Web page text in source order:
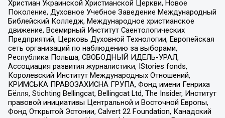
Христиан Украинской Христианской Церкви, Новое
Поколение, Духовное Учебное Заведение Международный
Библейский Колледж, Международное христианское
движение, Всемирный Институт Саентологических
Предприятий, Церковь Духовной Технологии, Европейская
сеть организаций по наблюдению за выборами,
Республика Польша, СВОБОДНЫЙ ИДЕЛЬ-УРАЛ,
Ассоциация развития журналистики, IStories fonds,
Королевский Институт Международных Отношений,
КРИМСЬКА ПРАВОЗАХИСНА ГРУПА, Фонд имени Генриха
Бёлля, Stichting Bellingcat, Bellingcat Ltd, The Insider, Институт
правовой инициативы Центральной и Восточной Европы,
Фонд Открытой Эстонии, Calvert 22 Foundation, Канадский